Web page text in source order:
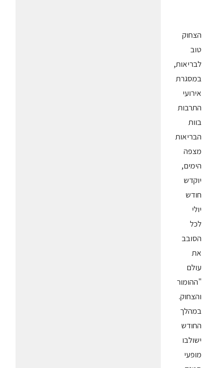
הצחוק
טוב
לבריאות,
במסגרת
אירועי
התרבות
בוות
הבריאות
מצפה
הימים,
יוקדש
חודש
יולי
לכל
הסובב
את
עולם
"ההומור
והצחוק.
במהלך
החודש
ישולבו
מופעי